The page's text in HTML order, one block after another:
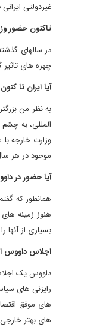
غیردولتی
تاکنون حضور
در سالهای
چهره های تاثیر
آیا ایران تا
به نظر من
المللی، به
وزارت خارجه
موحود در هر
آیا حضور در
همانطور که
هنوز زمینه
بسیاری از
اجلاس داووس
داووس یک
رایزنی های
های موفق
های بهتر